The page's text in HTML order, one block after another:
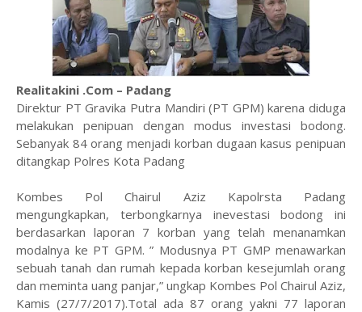
Realitakini .Com – Padang
Direktur PT Gravika Putra Mandiri (PT GPM) karena diduga
melakukan penipuan dengan modus investasi bodong.
Sebanyak 84 orang menjadi korban dugaan kasus penipuan
ditangkap Polres Kota Padang
Kombes Pol Chairul Aziz Kapolrsta Padang
mengungkapkan, terbongkarnya inevestasi bodong ini
berdasarkan laporan 7 korban yang telah menanamkan
modalnya ke PT GPM. ” Modusnya PT GMP menawarkan
sebuah tanah dan rumah kepada korban kesejumlah orang
dan meminta uang panjar,” ungkap Kombes Pol Chairul Aziz,
Kamis (27/7/2017).Total ada 87 orang yakni 77 laporan